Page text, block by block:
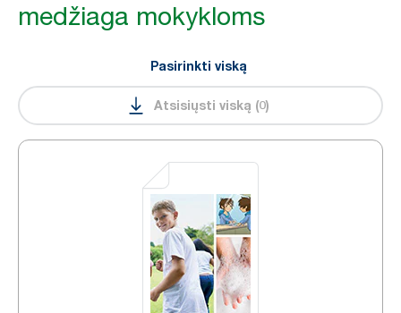
medžiaga mokykloms
Pasirinkti viską
Atsisiųsti viską (0)